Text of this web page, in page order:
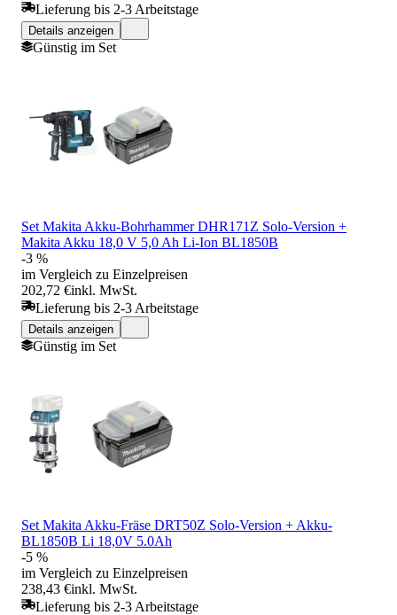
Lieferung bis 2-3 Arbeitstage
Details anzeigen
Günstig im Set
Set Makita Akku-Bohrhammer DHR171Z Solo-Version +
Makita Akku 18,0 V 5,0 Ah Li-Ion BL1850B
-3 %
im Vergleich zu Einzelpreisen
202,72 €inkl. MwSt.
Lieferung bis 2-3 Arbeitstage
Details anzeigen
Günstig im Set
Set Makita Akku-Fräse DRT50Z Solo-Version + Akku-
BL1850B Li 18,0V 5.0Ah
-5 %
im Vergleich zu Einzelpreisen
238,43 €inkl. MwSt.
Lieferung bis 2-3 Arbeitstage